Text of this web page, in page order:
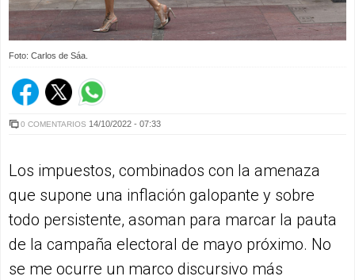
Foto: Carlos de Sáa.
0 COMENTARIOS 14/10/2022 - 07:33
Los impuestos, combinados con la amenaza
que supone una inflación galopante y sobre
todo persistente, asoman para marcar la pauta
de la campaña electoral de mayo próximo. No
se me ocurre un marco discursivo más